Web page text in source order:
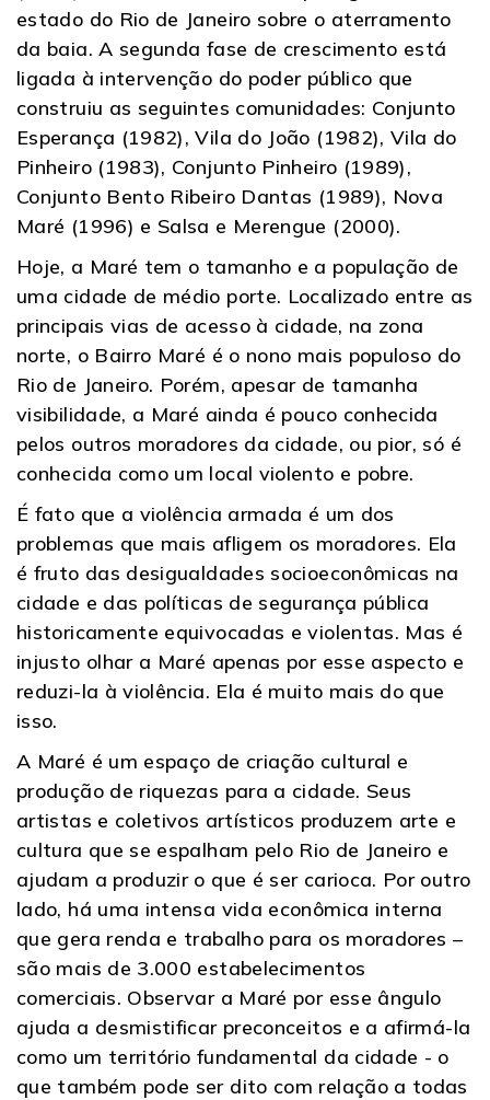
estado do Rio de Janeiro sobre o aterramento
da baia. A segunda fase de crescimento está
ligada à intervenção do poder público que
construiu as seguintes comunidades: Conjunto
Esperança (1982), Vila do João (1982), Vila do
Pinheiro (1983), Conjunto Pinheiro (1989),
Conjunto Bento Ribeiro Dantas (1989), Nova
Maré (1996) e Salsa e Merengue (2000).
Hoje, a Maré tem o tamanho e a população de
uma cidade de médio porte. Localizado entre as
principais vias de acesso à cidade, na zona
norte, o Bairro Maré é o nono mais populoso do
Rio de Janeiro. Porém, apesar de tamanha
visibilidade, a Maré ainda é pouco conhecida
pelos outros moradores da cidade, ou pior, só é
conhecida como um local violento e pobre.
É fato que a violência armada é um dos
problemas que mais afligem os moradores. Ela
é fruto das desigualdades socioeconômicas na
cidade e das políticas de segurança pública
historicamente equivocadas e violentas. Mas é
injusto olhar a Maré apenas por esse aspecto e
reduzi-la à violência. Ela é muito mais do que
isso.
A Maré é um espaço de criação cultural e
produção de riquezas para a cidade. Seus
artistas e coletivos artísticos produzem arte e
cultura que se espalham pelo Rio de Janeiro e
ajudam a produzir o que é ser carioca. Por outro
lado, há uma intensa vida econômica interna
que gera renda e trabalho para os moradores –
são mais de 3.000 estabelecimentos
comerciais. Observar a Maré por esse ângulo
ajuda a desmistificar preconceitos e a afirmá-la
como um território fundamental da cidade - o
que também pode ser dito com relação a todas